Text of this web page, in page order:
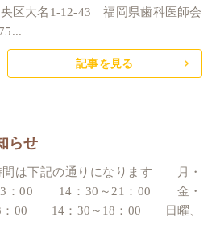
大名1-12-43 福岡県歯科医師会
記事を見る
らせ
間は下記の通りになります 月・
：00 14：30～21：00 金・
14：30～18：00 日曜、